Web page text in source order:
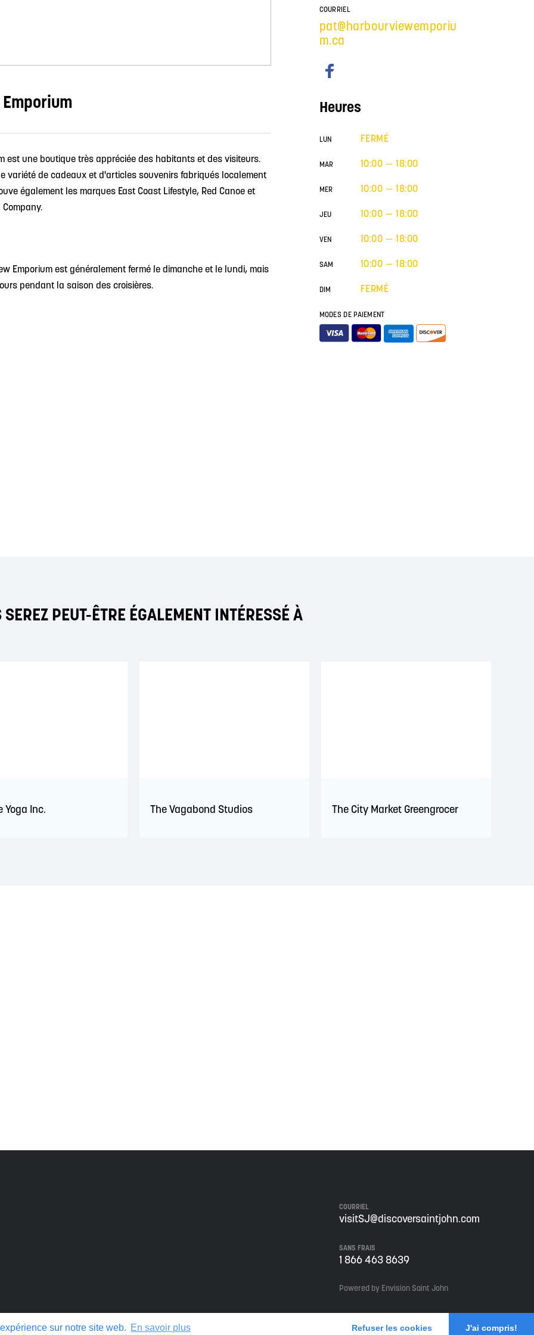
sur notre site web. En savoir plus Refuser les cookies J'ai compris!
est une boutique très appréciée des habitants et des visiteurs.
variété de cadeaux et d'articles souvenirs fabriqués localement
également les marques East Coast Lifestyle, Red Canoe et
Emporium est généralement fermé le dimanche et le lundi, mais
pendant la saison des croisières.
COURRIEL
pat@harbourviewemporiu
m.ca
Heures
LUN FERMÉ
MAR 10:00 — 18:00
MER 10:00 — 18:00
JEU 10:00 — 18:00
VEN 10:00 — 18:00
SAM 10:00 — 18:00
DIM FERMÉ
MODES DE PAIEMENT
SEREZ PEUT-ÊTRE ÉGALEMENT INTÉRESSÉ À
Yoga Inc. The Vagabond Studios The City Market Greengrocer
COURRIEL
visitSJ@discoversaintjohn.com
SANS FRAIS
1 866 463 8639
Powered by Envision Saint John